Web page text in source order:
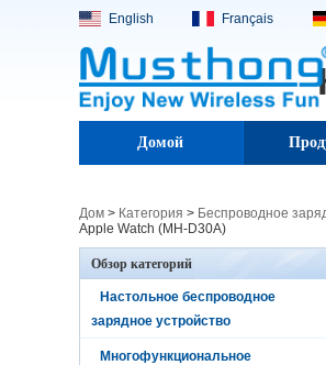
English Français
Домой
Дом > Категория > Беспроводное
Apple Watch (MH-D30A)
Обзор категорий
Настольное беспроводное
зарядное устройство
Многофункциональное